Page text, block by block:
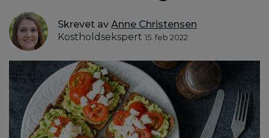
Skrevet av Anne Christensen
Kostholdsekspert 15. feb 2022